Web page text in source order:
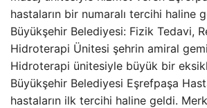
hastaların bir numaralı tercihi haline
Büyükşehir Belediyesi: Fizik Tedavi,
Hidroterapi Ünitesi şehrin amiral
Hidroterapi ünitesiyle büyük bir
Büyükşehir Belediyesi Eşrefpaşa
hastaların ilk tercihi haline geldi.